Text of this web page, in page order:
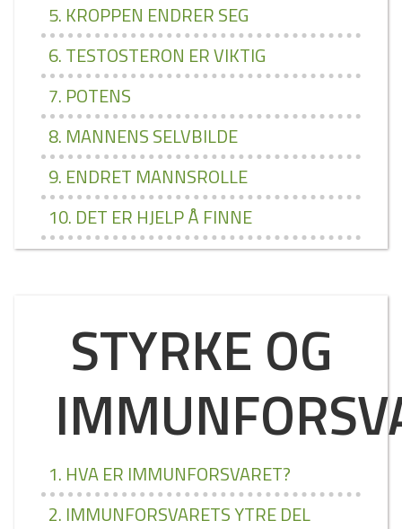
5. KROPPEN ENDRER SEG
6. TESTOSTERON ER VIKTIG
7. POTENS
8. MANNENS SELVBILDE
9. ENDRET MANNSROLLE
10. DET ER HJELP Å FINNE
STYRKE OG
1. HVA ER IMMUNFORSVARET?
2. IMMUNFORSVARETS YTRE DEL